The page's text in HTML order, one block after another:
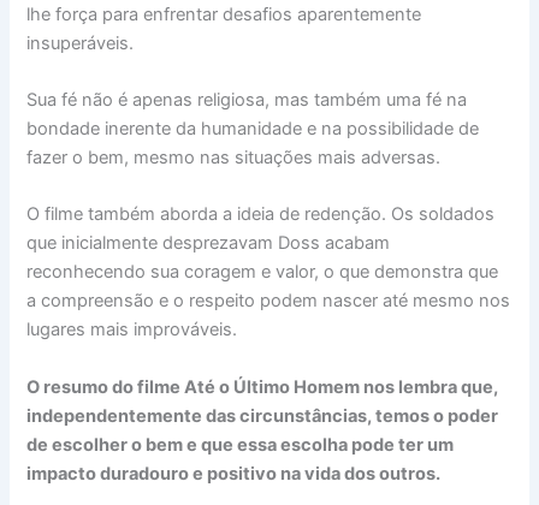
lhe força para enfrentar desafios aparentemente
insuperáveis.
Sua fé não é apenas religiosa, mas também uma fé na
bondade inerente da humanidade e na possibilidade de
fazer o bem, mesmo nas situações mais adversas.
O filme também aborda a ideia de redenção. Os soldados
que inicialmente desprezavam Doss acabam
reconhecendo sua coragem e valor, o que demonstra que
a compreensão e o respeito podem nascer até mesmo nos
lugares mais improváveis.
O resumo do filme Até o Último Homem nos lembra que,
independentemente das circunstâncias, temos o poder
de escolher o bem e que essa escolha pode ter um
impacto duradouro e positivo na vida dos outros.